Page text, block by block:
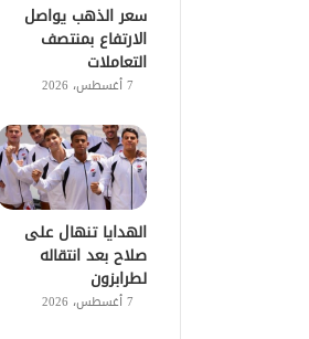
سعر الذهب يواصل
الارتفاع بمنتصف
التعاملات
7 أغسطس، 2026
الهدايا تنهال على
صلاح بعد انتقاله
لطرابزون
7 أغسطس، 2026